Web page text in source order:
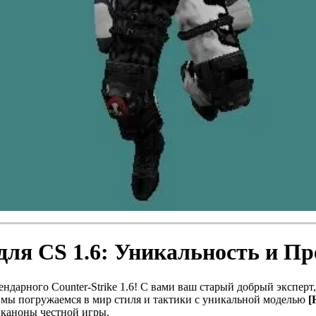
CS 1.6: Уникальность и
Counter-Strike 1.6! С вами ваш старый добрый
погружаемся в мир стиля и тактики с уникальной моделью
каноны честной игры.